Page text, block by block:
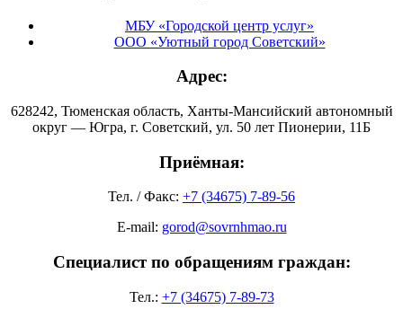
МБУ «Городской центр услуг»
ООО «Уютный город Советский»
Адрес:
628242, Тюменская область, Ханты-Мансийский автономный
округ — Югра, г. Советский, ул. 50 лет Пионерии, 11Б
Приёмная:
Тел. / Факс: +7 (34675) 7-89-56
E-mail: gorod@sovrnhmao.ru
Специалист по обращениям граждан:
Тел.: +7 (34675) 7-89-73